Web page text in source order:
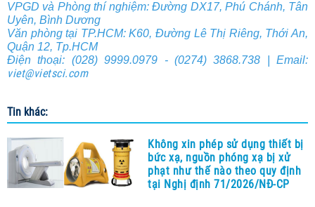
VPGD và Phòng thí nghiệm: Đường DX17, Phú Chánh, Tân
Uyên, Bình Dương
Văn phòng tại TP.HCM: K60, Đường Lê Thị Riêng, Thới An,
Quận 12, Tp.HCM
Điện thoại: (028) 9999.0979 - (0274) 3868.738 | Email:
viet@vietsci.com
Tin khác:
Không xin phép sử dụng thiết bị
bức xạ, nguồn phóng xạ bị xử
phạt như thế nào theo quy định
tại Nghị định 71/2026/NĐ-CP